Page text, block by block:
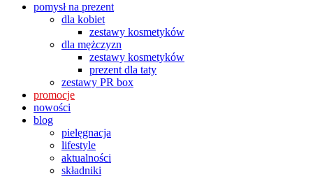
pomysł na prezent
dla kobiet
zestawy kosmetyków
dla mężczyzn
zestawy kosmetyków
prezent dla taty
zestawy PR box
promocje
nowości
blog
pielęgnacja
lifestyle
aktualności
składniki